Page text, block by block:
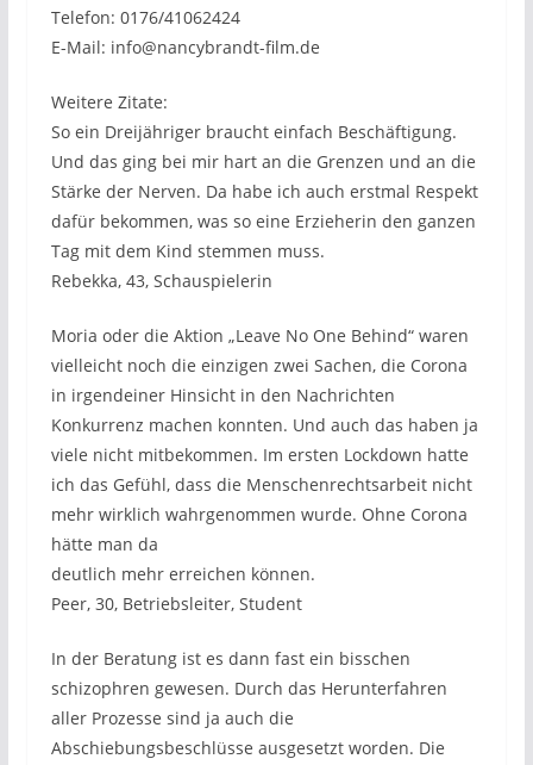
Telefon: 0176/41062424
E-Mail: info@nancybrandt-film.de
Weitere Zitate:
So ein Dreijähriger braucht einfach Beschäftigung.
Und das ging bei mir hart an die Grenzen und an die
Stärke der Nerven. Da habe ich auch erstmal Respekt
dafür bekommen, was so eine Erzieherin den ganzen
Tag mit dem Kind stemmen muss.
Rebekka, 43, Schauspielerin
Moria oder die Aktion „Leave No One Behind“ waren
vielleicht noch die einzigen zwei Sachen, die Corona
in irgendeiner Hinsicht in den Nachrichten
Konkurrenz machen konnten. Und auch das haben ja
viele nicht mitbekommen. Im ersten Lockdown hatte
ich das Gefühl, dass die Menschenrechtsarbeit nicht
mehr wirklich wahrgenommen wurde. Ohne Corona
hätte man da
deutlich mehr erreichen können.
Peer, 30, Betriebsleiter, Student
In der Beratung ist es dann fast ein bisschen
schizophren gewesen. Durch das Herunterfahren
aller Prozesse sind ja auch die
Abschiebungsbeschlüsse ausgesetzt worden. Die